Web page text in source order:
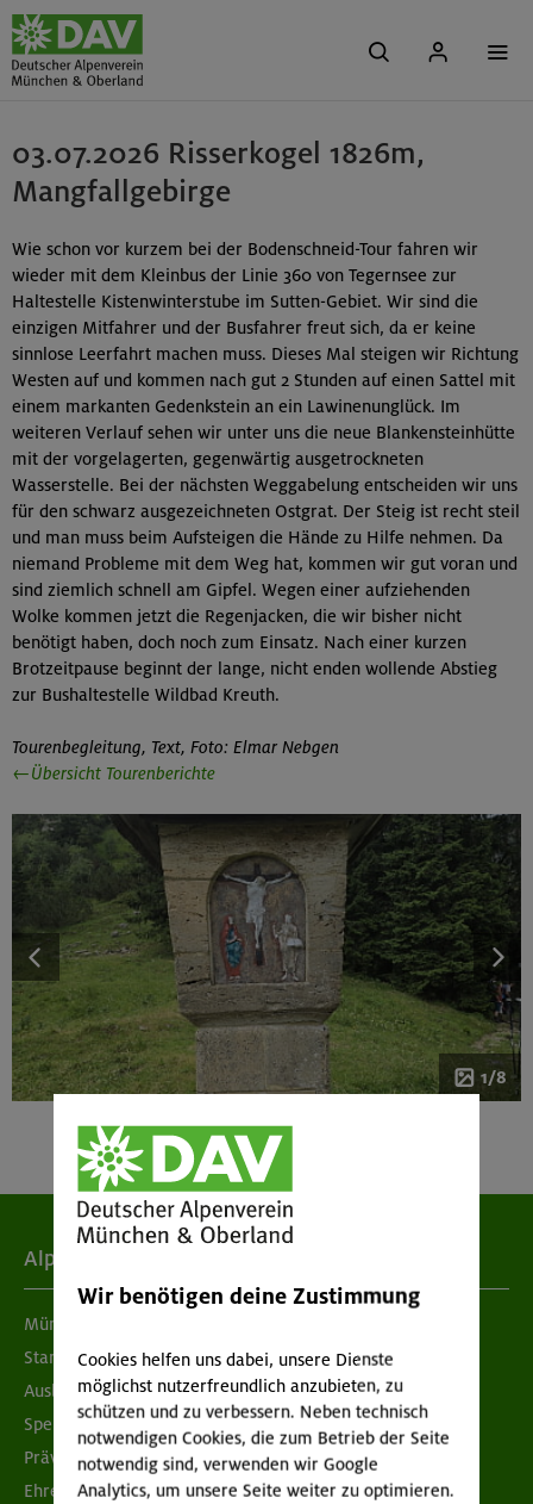
03.07.2026 Risserkogel 1826m,
Mangfallgebirge
Wie schon vor kurzem bei der Bodenschneid-Tour fahren wir
wieder mit dem Kleinbus der Linie 360 von Tegernsee zur
Haltestelle Kistenwinterstube im Sutten-Gebiet. Wir sind die
einzigen Mitfahrer und der Busfahrer freut sich, da er keine
sinnlose Leerfahrt machen muss. Dieses Mal steigen wir Richtung
Westen auf und kommen nach gut 2 Stunden auf einen Sattel mit
einem markanten Gedenkstein an ein Lawinenunglück. Im
weiteren Verlauf sehen wir unter uns die neue Blankensteinhütte
mit der vorgelagerten, gegenwärtig ausgetrockneten
Wasserstelle. Bei der nächsten Weggabelung entscheiden wir uns
für den schwarz ausgezeichneten Ostgrat. Der Steig ist recht steil
und man muss beim Aufsteigen die Hände zu Hilfe nehmen. Da
niemand Probleme mit dem Weg hat, kommen wir gut voran und
sind ziemlich schnell am Gipfel. Wegen einer aufziehenden
Wolke kommen jetzt die Regenjacken, die wir bisher nicht
benötigt haben, doch noch zum Einsatz. Nach einer kurzen
Brotzeitpause beginnt der lange, nicht enden wollende Abstieg
zur Bushaltestelle Wildbad Kreuth.
Tourenbegleitung, Text, Foto: Elmar Nebgen
←Übersicht Tourenberichte
1/8
Alpenverein
München & Oberland
Standorte
Ausbildung & Jobs
Spenden
Prävention sexualisierter Gewalt
Ehrenamtsbörse
Wir benötigen deine Zustimmung
Cookies helfen uns dabei, unsere Dienste
möglichst nutzerfreundlich anzubieten, zu
schützen und zu verbessern. Neben technisch
notwendigen Cookies, die zum Betrieb der Seite
notwendig sind, verwenden wir Google
Analytics, um unsere Seite weiter zu optimieren.